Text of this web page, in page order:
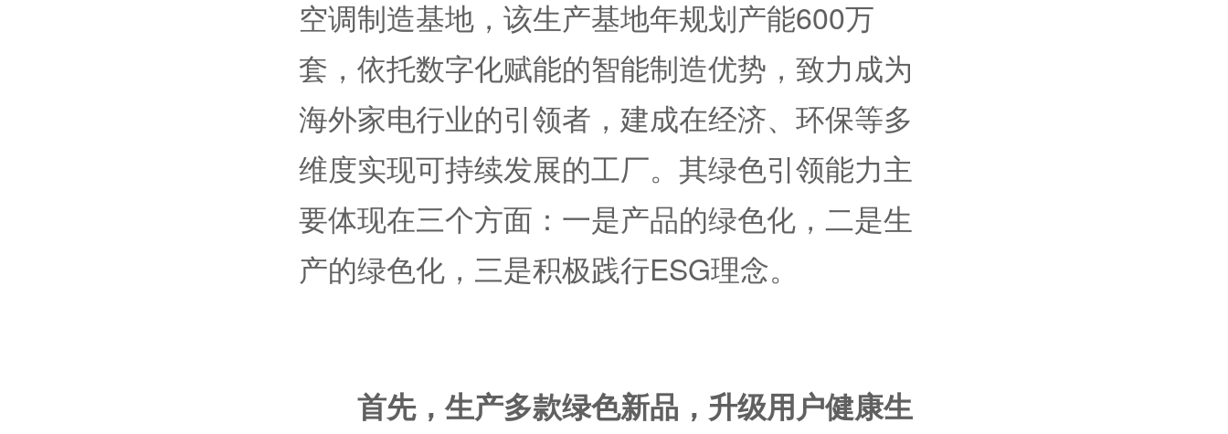
空调制造基地，该生产基地年规划产能600万
套，依托数字化赋能的智能制造优势，致力成为
海外家电行业的引领者，建成在经济、环保等多
维度实现可持续发展的工厂。其绿色引领能力主
要体现在三个方面：一是产品的绿色化，二是生
产的绿色化，三是积极践行ESG理念。
首先，生产多款绿色新品，升级用户健康生